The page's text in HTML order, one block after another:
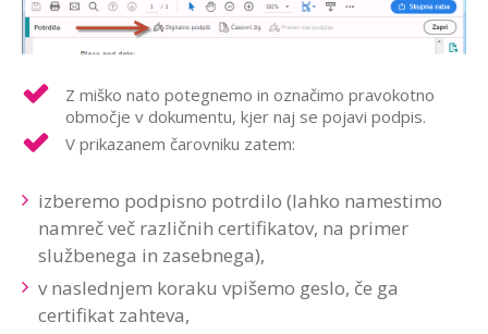
Z miško nato potegnemo in označimo pravokotno
območje v dokumentu, kjer naj se pojavi podpis.
V prikazanem čarovniku zatem:
izberemo podpisno potrdilo (lahko namestimo
namreč več različnih certifikatov, na primer
službenega in zasebnega),
v naslednjem koraku vpišemo geslo, če ga
certifikat zahteva,